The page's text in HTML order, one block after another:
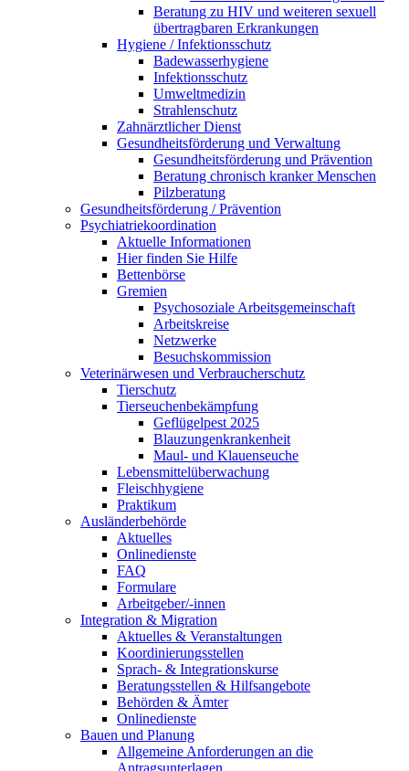
Beratung zu HIV und weiteren sexuell
übertragbaren Erkrankungen
Hygiene / Infektionsschutz
Badewasserhygiene
Infektionsschutz
Umweltmedizin
Strahlenschutz
Zahnärztlicher Dienst
Gesundheitsförderung und Verwaltung
Gesundheitsförderung und Prävention
Beratung chronisch kranker Menschen
Pilzberatung
Gesundheits­förderung / Prävention
Psychiatriekoordination
Aktuelle Informationen
Hier finden Sie Hilfe
Bettenbörse
Gremien
Psychosoziale Arbeits­gemeinschaft
Arbeitskreise
Netzwerke
Besuchskommission
Veterinärwesen und Verbraucherschutz
Tierschutz
Tierseuchenbekämpfung
Geflügelpest 2025
Blauzungenkrankenheit
Maul- und Klauenseuche
Lebensmittelüberwachung
Fleischhygiene
Praktikum
Ausländerbehörde
Aktuelles
Onlinedienste
FAQ
Formulare
Arbeitgeber/-innen
Integration & Migration
Aktuelles & Veranstaltungen
Koordinierungsstellen
Sprach- & Integrationskurse
Beratungsstellen & Hilfsangebote
Behörden & Ämter
Onlinedienste
Bauen und Planung
Allgemeine Anforderungen an die
Antragsunterlagen